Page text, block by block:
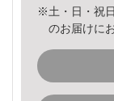
※土・日・祝
のお届けに